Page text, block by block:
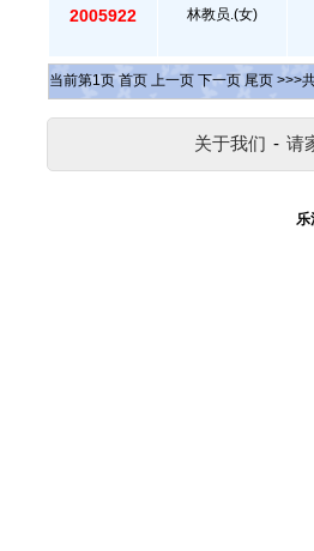
2005922 林教员.(女)
当前第1页 首页 上一页 下一页 尾页 >>>
关于我们 - 请
乐